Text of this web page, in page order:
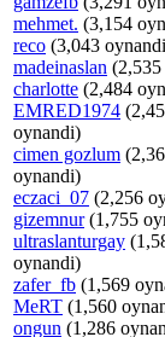
mehmet. (3,154
reco (3,043
madeinaslan
charlotte (2,484
EMRED1974
oynandi)
cimen gozlum
oynandi)
eczaci_07 (2,256
gizemnur(1,755
ultraslanturgay
oynandi)
zafer_fb (1,569
MeRT (1,560
ongun (1,286